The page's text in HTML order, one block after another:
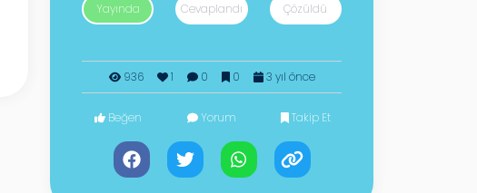
Yayında Cevaplandı Çözüldü
936 1 0 0 3 yıl önce
Beğen Yorum Takip Et